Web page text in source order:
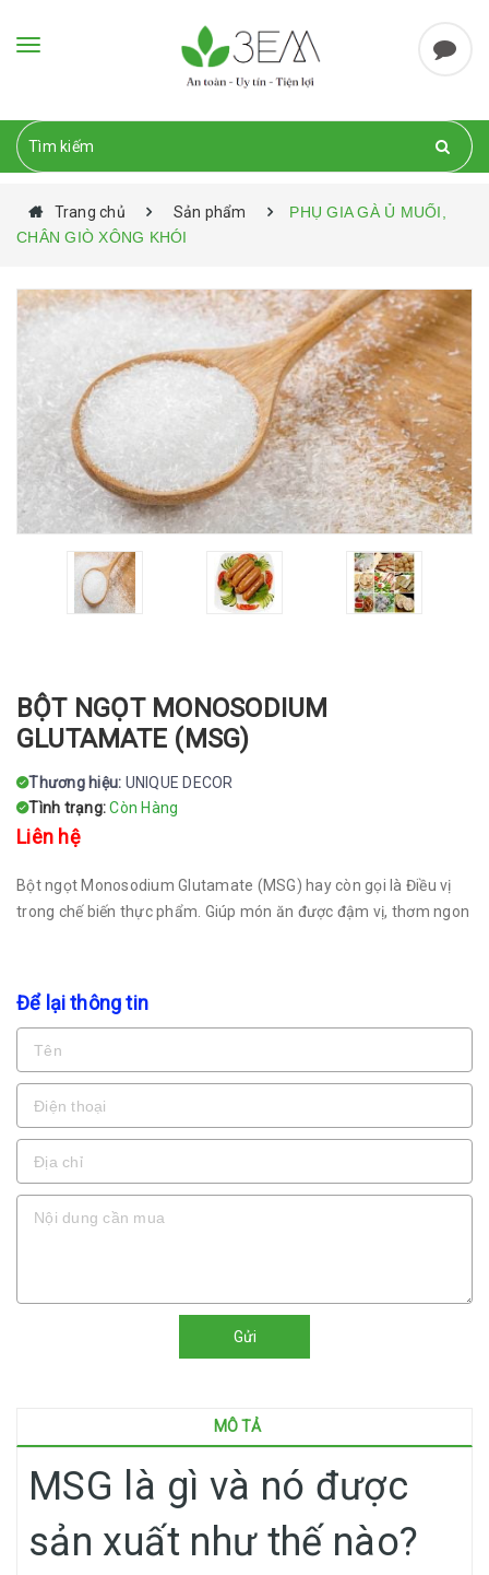
Toggle
Trang chủ Sản phẩm
PHỤ GIA GÀ Ủ MUỐI,
CHÂN GIÒ XÔNG KHÓI
BỘT NGỌT MONOSODIUM
GLUTAMATE (MSG)
Thương hiệu: UNIQUE DECOR
Tình trạng:Còn Hàng
Liên hệ
Bột ngọt Monosodium Glutamate (MSG) hay còn gọi là Điều vị
trong chế biến thực phẩm. Giúp món ăn được đậm vị, thơm ngon
Để lại thông tin
Gửi
MÔ TẢ
MSG là gì và nó được
sản xuất như thế nào?